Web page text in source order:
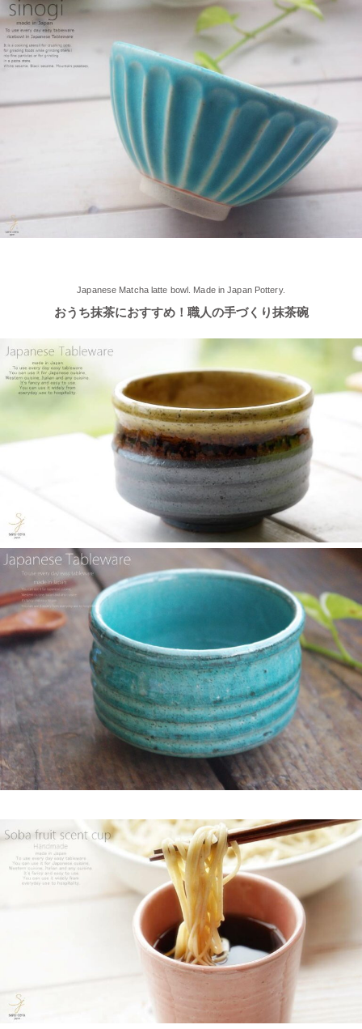
≪軽井沢店オープンしております！≫ 今シーズンも元気に営業
中！実店舗でしか取り扱ってない商品たくさんご用意しておりま
す♪ みなさまのご来店、お待ちしております。
2025/5/9
≪らいすぼ～るのお皿がパッケージに使用されました！≫ 5月7
日（水）に発売『よしもとカレー 北海道こしみず 三種のじゃが
いも編』レトルトカレーのパッケージに、当店のオリジナル商品
【でっかいどー 北の大地パーティーメインプレート】が使用さ
ました！新商品もたくさんご用意しております♪ みなさまのご来
店、お待ちしております。
2025/4/16
≪テレビで紹介されました≫ 2025年4月16日～30日 CCNet ケー
ブルテレビ しょぴもる『まちの素敵な歩き方』で 白いごはん器
のお店 らいすぼーる 小牧店が紹介されました。
≪テレビで紹介されました≫ 2024年2月29日 中京テレビ キャッ
チ！『名鉄小牧線ぶらり旅～味岡駅編～』で 白いごはん器のお
店 らいすぼーる 小牧店が紹介されました。
2025/2/5
らいすぼ～るのYouTube公式チャンネルがスタートしました！ぜ
ひご覧ください。チャンネル登録お願いします♪
2025/2/5
≪テレビで紹介されました≫ 2024年1月21日 大垣ケーブルテレ
ビ『里見まさとのご町内探訪 おちょぼさんの参道をぶらぶら歩
くふれあい散歩』で 白いごはん器のお店 らいすぼーる 千代保稲
荷神社店が紹介されました。
≪おすすめ≫ちょこっとがうれしい♪何個あっても便利な手づく
り豆皿
≪第2弾 公式Youtubeチャンネル お買い物モニターアンバサダー
大募集☆≫ 詳しくはらいすぼ～るインスタグラムをチェッ
2025/2/4
Japanese Matcha latte bowl. Made in Japan Pottery.
おうち抹茶におすすめ！職人の手づくり抹茶碗